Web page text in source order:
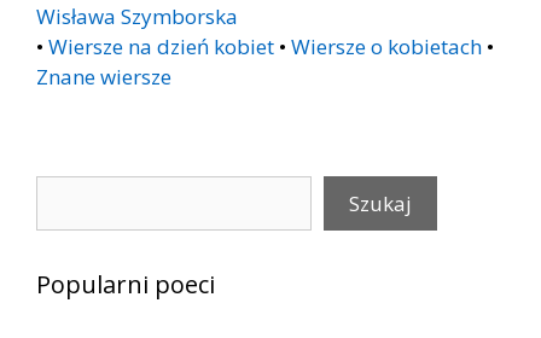
Wisława Szymborska
• Wiersze na dzień kobiet • Wiersze o kobietach •
Znane wiersze
Szukaj
Popularni poeci